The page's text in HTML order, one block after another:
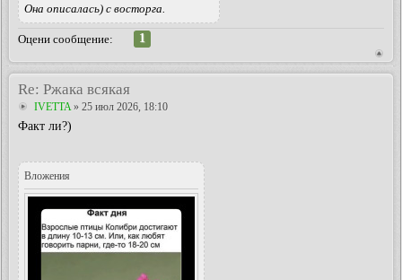
Она описалась) с восторга.
Оцени сообщение:
1
Re: Ржака всякая
IVETTA» 25 июл 2026, 18:10
Факт ли?)
Вложения